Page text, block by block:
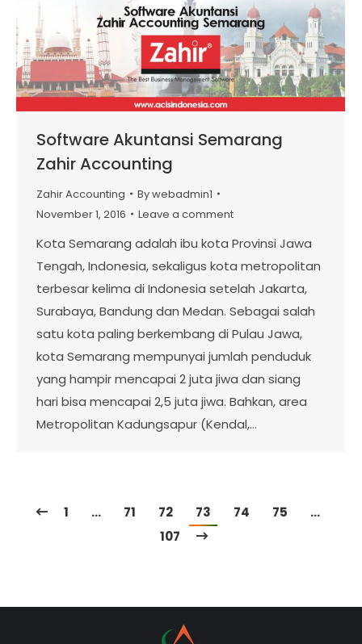
Software Akuntansi Semarang
Zahir Accounting
Zahir Accounting Bywebadmin1
November 1, 2016
Leave a comment
Kota Semarang adalah ibu kota Provinsi Jawa
Tengah, Indonesia, sekaligus kota metropolitan
terbesar kelima di Indonesia setelah Jakarta,
Surabaya, Bandung dan Medan. Sebagai salah
satu kota paling berkembang di Pulau Jawa,
kota Semarang mempunyai jumlah penduduk
yang hampir mencapai 2 juta jiwa dan siang
hari bisa mencapai 2,5 juta jiwa. Bahkan, area
Metropolitan Kadungsapur (Kendal,…
1 … 71 72 73 74 75
…
107